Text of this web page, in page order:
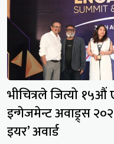
भीचित्रले जित्यो
इन्गेजमेन्ट अवाड्र्स
इयर’ अवार्ड